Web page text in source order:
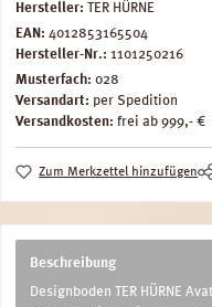
Hersteller:
TER HÜRNE
EAN: 4012853165504
Hersteller-Nr.: 1101250216
Musterfach: 028
Versandart: per Spedition
Versandkosten: frei ab 999,- €
Zum Merkzettel hinzufügen
Beschreibung
Designboden TER HÜRNE